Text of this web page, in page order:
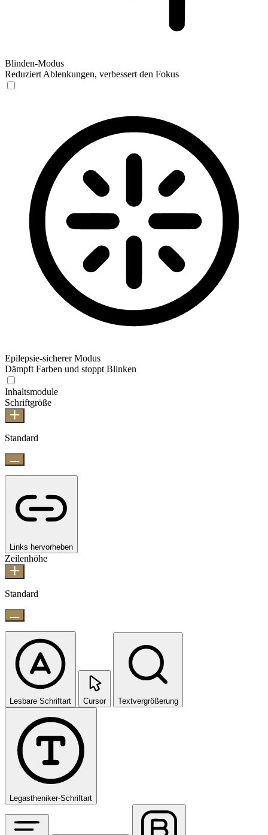
Blinden-Modus
Reduziert Ablenkungen, verbessert den Fokus
Epilepsie-sicherer Modus
Dämpft Farben und stoppt Blinken
Inhaltsmodule
Schriftgröße
Standard
Links hervorheben
Zeilenhöhe
Standard
Lesbare Schriftart Cursor Textvergrößerung
Legastheniker-Schriftart